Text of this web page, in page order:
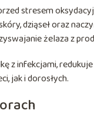
stresem
dziąseł oraz
żelaza z
z infekcjami,
jak i dorosłych.